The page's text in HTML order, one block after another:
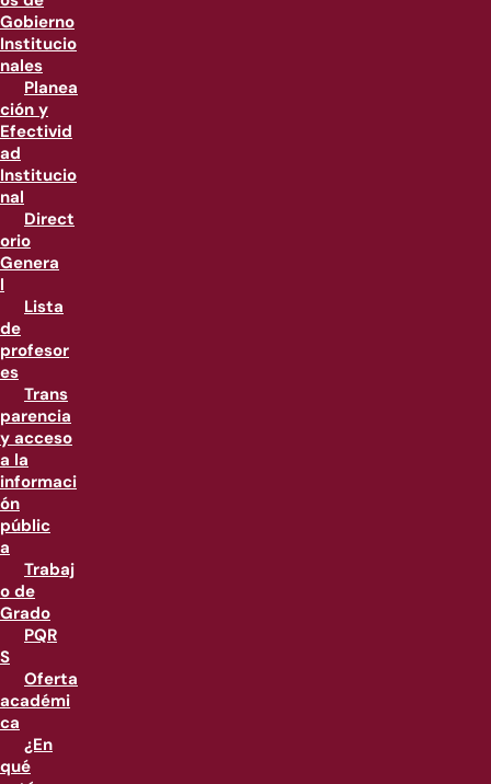
Gobierno
Institucio
nales
Planea
ción y
Efectivid
ad
Institucio
nal
Direct
orio
Genera
l
Lista
de
profesor
es
Trans
parencia
y acceso
a la
informaci
ón
públic
a
Trabaj
o de
Grado
PQR
S
Oferta
académi
ca
¿En
qué